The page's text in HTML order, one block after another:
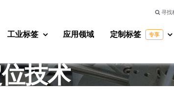
搜
工业标签 应用领域 定制标签 专享
技术